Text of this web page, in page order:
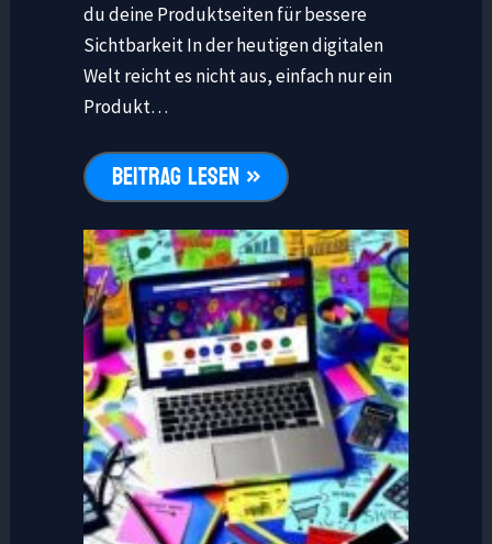
du deine Produktseiten für bessere
Sichtbarkeit In der heutigen digitalen
Welt reicht es nicht aus, einfach nur ein
Produkt…
BEITRAG LESEN »